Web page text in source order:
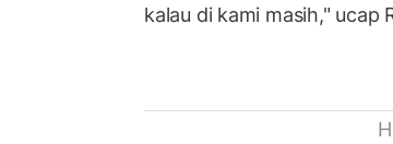
kalau di kami masih," ucap